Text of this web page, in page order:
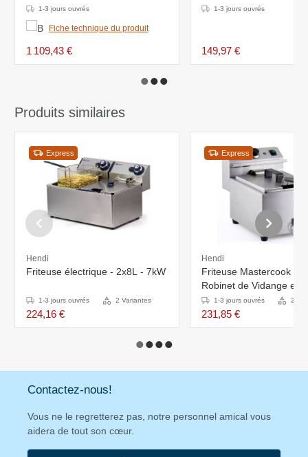
780x690x1890(h)mm
1-3 jours ouvrés
Fiche technique du produit
1 109,43 €
1-3 jours ouvrés
149,97 €
Produits similaires
Express
Hendi
Friteuse électrique - 2x8L - 7kW
1-3 jours ouvrés 2 Variantes
224,16 €
Express
Hendi
Friteuse Mastercook
Robinet de Vidange et
Inclus - 8 Litres - 230V -
515x300x345(h)mm
1-3 jours ouvrés 2
231,85 €
Contactez-nous!
Vous ne le regretterez pas, notre personnel amical vous
aidera de tout son cœur.